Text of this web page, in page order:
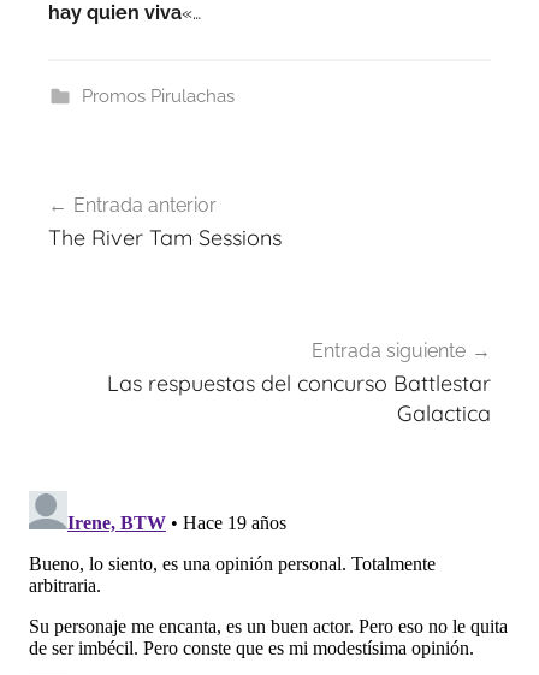
hay quien viva«…
Promos Pirulachas
de
Entrada anterior
The River Tam Sessions
Entrada siguiente
Las respuestas del concurso Battlestar
Galactica